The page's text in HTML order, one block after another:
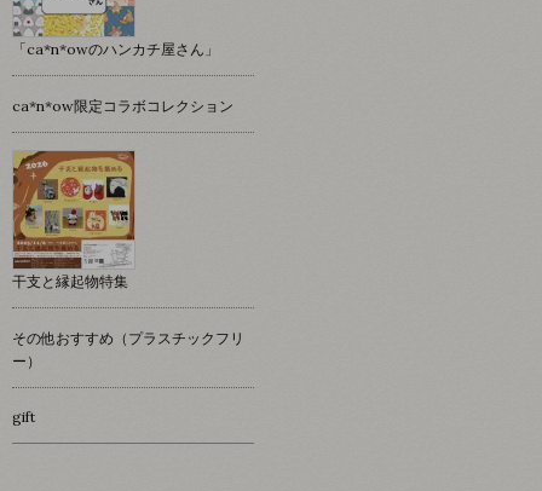
「ca*n*owのハンカチ屋さん」
ca*n*ow限定コラボコレクション
干支と縁起物特集
その他おすすめ（プラスチックフリ
ー）
gift